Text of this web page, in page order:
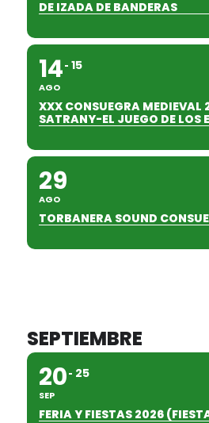
DE IZADA DE BANDERAS
14
AGO
15
XXX CONSUEGRA MEDIEVAL
SATRANY-EL JUEGO DE LOS
29
AGO
TORBANERA SOUND
SEPTIEMBRE
20
SEP
25
FERIA Y FIESTAS 2026